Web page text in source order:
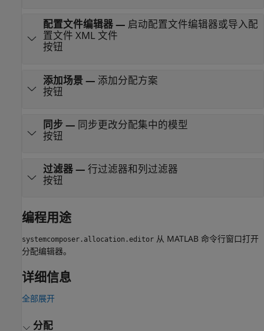
配置文件编辑器— 启动配置文件编辑器或导入配
置文件 XML 文件
按钮
添加场景— 添加分配方案
按钮
同步— 同步更改分配集中的模型
按钮
过滤器— 行过滤器和列过滤器
按钮
编程用途
systemcomposer.allocation.editor 从 MATLAB 命令行窗口打开
分配编辑器。
详细信息
全部展开
分配